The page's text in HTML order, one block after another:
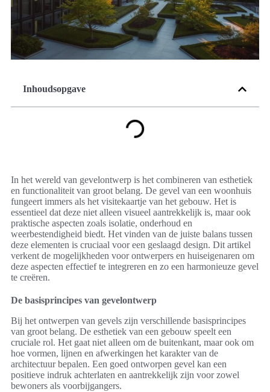
Inhoudsopgave
In het wereld van gevelontwerp is het combineren van esthetiek
en functionaliteit van groot belang. De gevel van een woonhuis
fungeert immers als het visitekaartje van het gebouw. Het is
essentieel dat deze niet alleen visueel aantrekkelijk is, maar ook
praktische aspecten zoals isolatie, onderhoud en
weerbestendigheid biedt. Het vinden van de juiste balans tussen
deze elementen is cruciaal voor een geslaagd design. Dit artikel
verkent de mogelijkheden voor ontwerpers en huiseigenaren om
deze aspecten effectief te integreren en zo een harmonieuze gevel
te creëren.
De basisprincipes van gevelontwerp
Bij het ontwerpen van gevels zijn verschillende basisprincipes
van groot belang. De esthetiek van een gebouw speelt een
cruciale rol. Het gaat niet alleen om de buitenkant, maar ook om
hoe vormen, lijnen en afwerkingen het karakter van de
architectuur bepalen. Een goed ontworpen gevel kan een
positieve indruk achterlaten en aantrekkelijk zijn voor zowel
bewoners als voorbijgangers.